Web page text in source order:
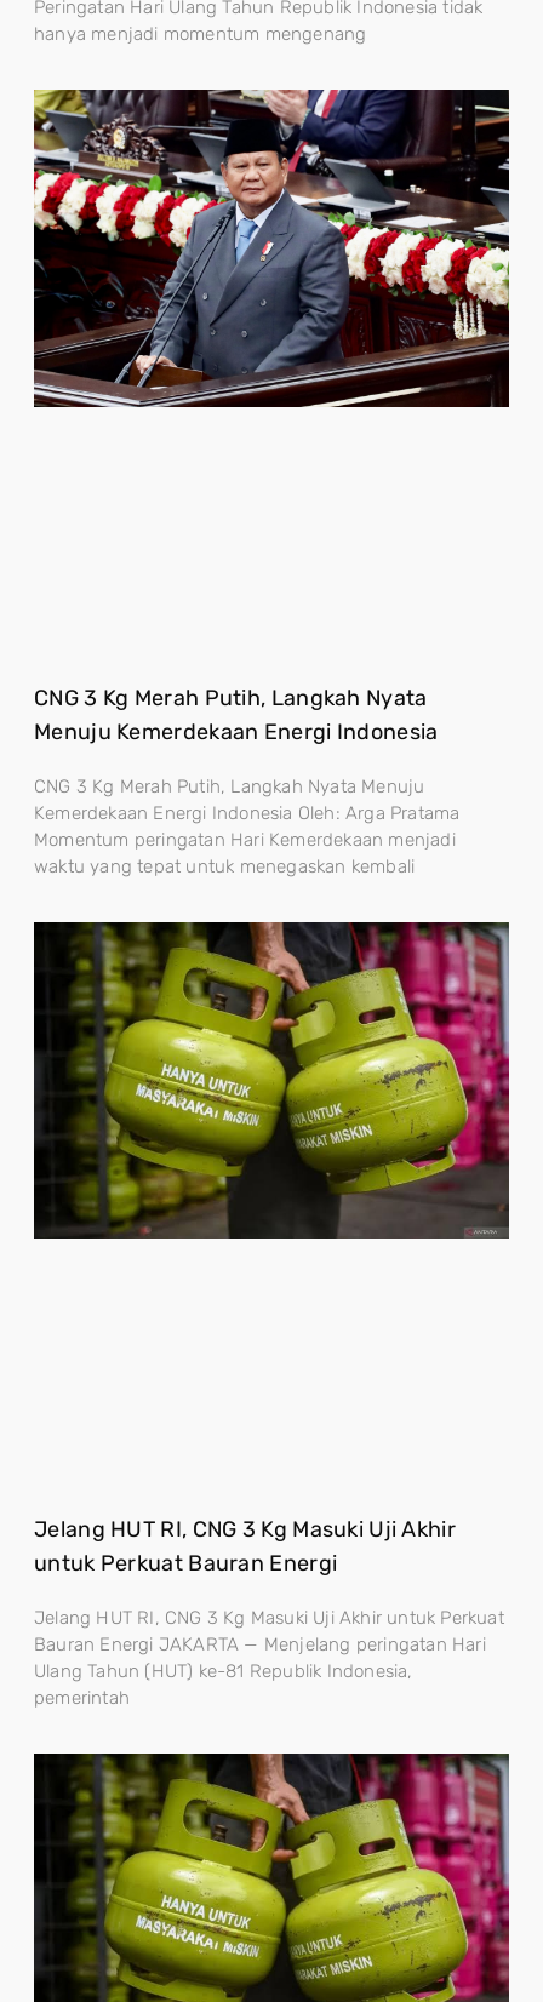
Peringatan Hari Ulang Tahun Republik Indonesia tidak
hanya menjadi momentum mengenang
CNG 3 Kg Merah Putih, Langkah Nyata
Menuju Kemerdekaan Energi Indonesia
CNG 3 Kg Merah Putih, Langkah Nyata Menuju
Kemerdekaan Energi Indonesia Oleh: Arga Pratama
Momentum peringatan Hari Kemerdekaan menjadi
waktu yang tepat untuk menegaskan kembali
Jelang HUT RI, CNG 3 Kg Masuki Uji Akhir
untuk Perkuat Bauran Energi
Jelang HUT RI, CNG 3 Kg Masuki Uji Akhir untuk Perkuat
Bauran Energi JAKARTA — Menjelang peringatan Hari
Ulang Tahun (HUT) ke-81 Republik Indonesia,
pemerintah